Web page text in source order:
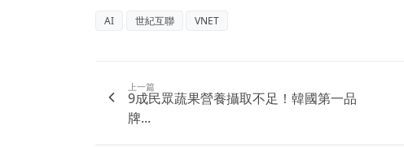
AI 世紀互聯 VNET
上一篇
9成民眾蔬果營養攝取不足！韓國第一品
牌...